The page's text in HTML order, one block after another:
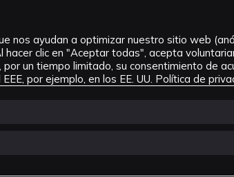
nos ayudan a optimizar nuestro sitio web
hacer clic en "Aceptar todas", acepta
un tiempo limitado, su consentimiento de
por ejemplo, en los EE. UU. Política de